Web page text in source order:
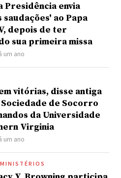
Presidência envia
ao Papa
depois de ter
sua primeira missa
um ano
vitórias, disse antiga
de Socorro
da Universidade
Virginia
um ano